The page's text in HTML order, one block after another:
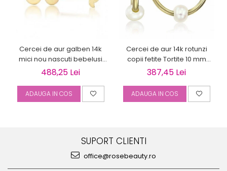
Cercei de aur galben 14k
mici nou nascuti bebelusi
Bilute 4mm
488,25 Lei
ADAUGA IN COS
Cercei de aur 14k rotunzi
copii fetite Tortite 10 mm
perluta
387,45 Lei
ADAUGA IN COS
SUPORT CLIENTI
office@rosebeauty.ro